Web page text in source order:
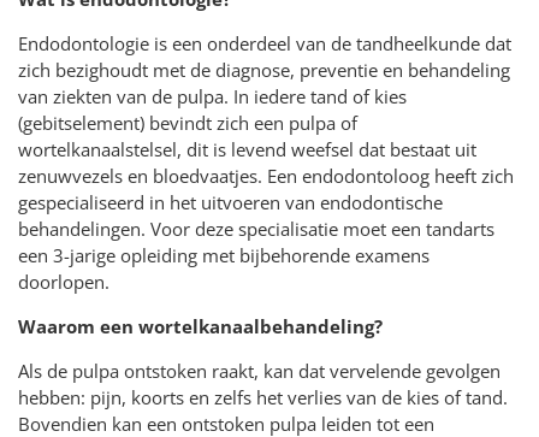
Endodontologie is een onderdeel van de tandheelkunde dat
zich bezighoudt met de diagnose, preventie en behandeling
van ziekten van de pulpa. In iedere tand of kies
(gebitselement) bevindt zich een pulpa of
wortelkanaalstelsel, dit is levend weefsel dat bestaat uit
zenuwvezels en bloedvaatjes. Een endodontoloog heeft zich
gespecialiseerd in het uitvoeren van endodontische
behandelingen. Voor deze specialisatie moet een tandarts
een 3-jarige opleiding met bijbehorende examens
doorlopen.
Waarom een wortelkanaalbehandeling?
Als de pulpa ontstoken raakt, kan dat vervelende gevolgen
hebben: pijn, koorts en zelfs het verlies van de kies of tand.
Bovendien kan een ontstoken pulpa leiden tot een